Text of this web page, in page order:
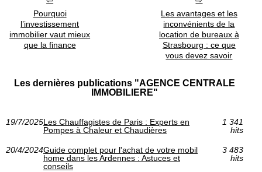
Pourquoi
l’investissement
immobilier vaut mieux
que la finance
Les avantages et les
inconvénients de la
location de bureaux à
Strasbourg : ce que
vous devez savoir
Les dernières publications "AGENCE CENTRALE
IMMOBILIERE"
19/7/2025Les Chauffagistes de Paris : Experts en
Pompes à Chaleur et Chaudières
1 341
hits
20/4/2024Guide complet pour l'achat de votre mobil
home dans les Ardennes : Astuces et
conseils
3 483
hits